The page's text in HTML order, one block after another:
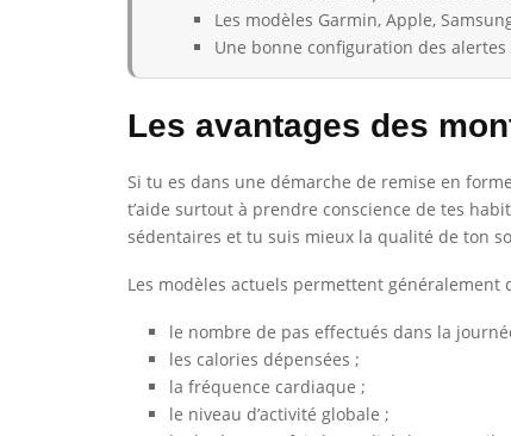
Les modèles Garmin, Apple,
Une bonne configuration des
Les avantages des
Si tu es dans une démarche de remise en
t’aide surtout à prendre conscience de tes
sédentaires et tu suis mieux la qualité de ton
Les modèles actuels permettent généralement
le nombre de pas effectués dans la
les calories dépensées ;
la fréquence cardiaque ;
le niveau d’activité globale ;